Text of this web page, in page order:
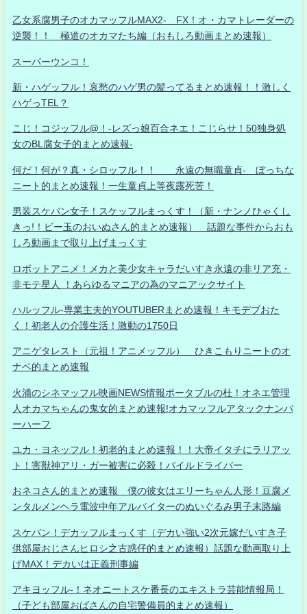
乙女系腐男子のオカマッフルMAX2- FX！オ・カマトレーダーの
逆襲！！ 極道のオカマたち編（おもしろ動画まとめ速報）
スーパーウンコ！
新・ハゲッフル！哀愁のハゲ男の髪ってるまとめ速報！！激しく
ハゲっTEL？
こじ！コジッフル@！-レズっ娘百合ネエ！こじらせ！50独身処
女のBL腐女子的まとめ速報-
何だ！何が？真・シロッフル！！ 永遠の無職童貞- ぼっちな
ニート的まとめ速報！一生童貞上等夜露死苦！
男装スケバン女子！スケッフルまっくす！（新・ナンノひゃくし
きっ!！ビー玉のおいぬさん的まとめ速報） 話題な事件からおも
しろ動画まで取り上げまっくす
ロボットアニメ！メカと美少女キャラだいすき永遠の非リア充・
非モテ星人 ！あらゆるマニアの為のマニアックサイト
ハルッフル-専業主夫的YOUTUBERまとめ速報！キモデブおた
く！初老人の介護生活！激動の1750日
アニゲタレスト（元祖！アニメッフル） ひきこもりニートのオ
ナベ的まとめ速報
火浦のシネマッフル映画NEWS情報ポータブルの杜！オネエ管理
人オカマちゃんの鬼女的まとめ速報!オカマッフルアタックナンバ
ーハーフ
ユカ・ヨネッフル！初老的まとめ速報！！大帝イタチにラリアッ
ト！害獣神アリ・ガー被害に必殺！パイルドライバー
おネコさん的まとめ速報 僕の彼女はエリーちゃん人形！豆腐メ
ンタルメンヘラ電波中年アルバイターのぬいぐるみ男子末路編
スケバン！デカッフルまっくす（デカい強い2次元嫁だいすき子
供部屋おじさんヒロシ之古惑仔的まとめ速報）話題な動画取り上
げMAX！デカいは正義刑事編
アキヨッフル-！ネオニートスケ番長のエキストラ芸能情報局！
（子ども部屋おばさんの自宅警備員的まとめ速報）